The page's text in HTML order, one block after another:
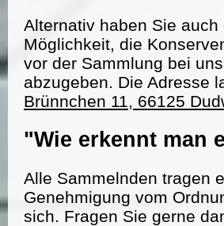
Alternativ haben Sie auch
Möglichkeit, die
vor der Sammlung bei
abzugeben. Die Adresse
Brünnchen 11, 66125
"Wie erkennt man
Alle Sammelnden tragen
Genehmigung vom
sich. Fragen Sie gerne